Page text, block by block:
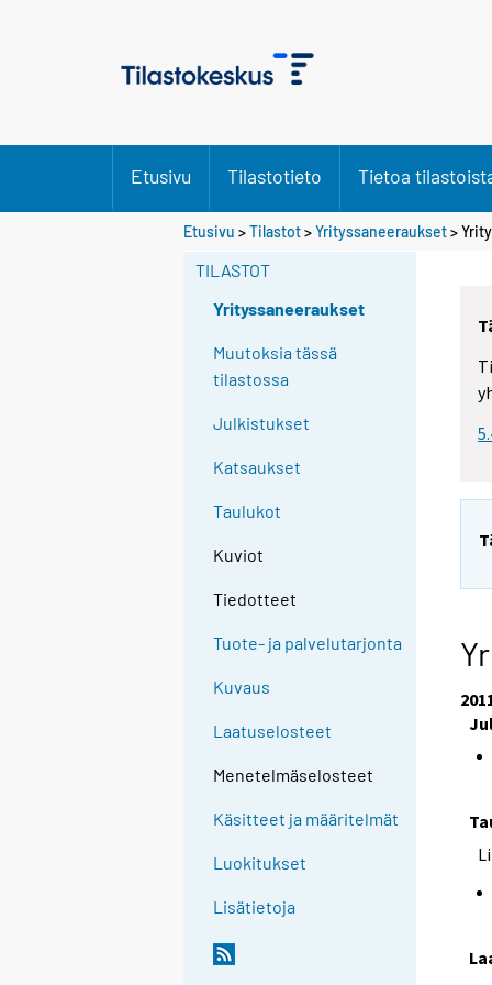
Etusivu Tilastotieto Tietoa
Etusivu >Tilastot>Yrityssaneeraukset>
TILASTOT
Yrityssaneeraukset
Muutoksia tässä
tilastossa
Julkistukset
Katsaukset
Taulukot
Kuviot
Tiedotteet
Tuote- ja palvelutarjonta
Kuvaus
Laatuselosteet
Menetelmäselosteet
Käsitteet ja määritelmät
Luokitukset
Lisätietoja